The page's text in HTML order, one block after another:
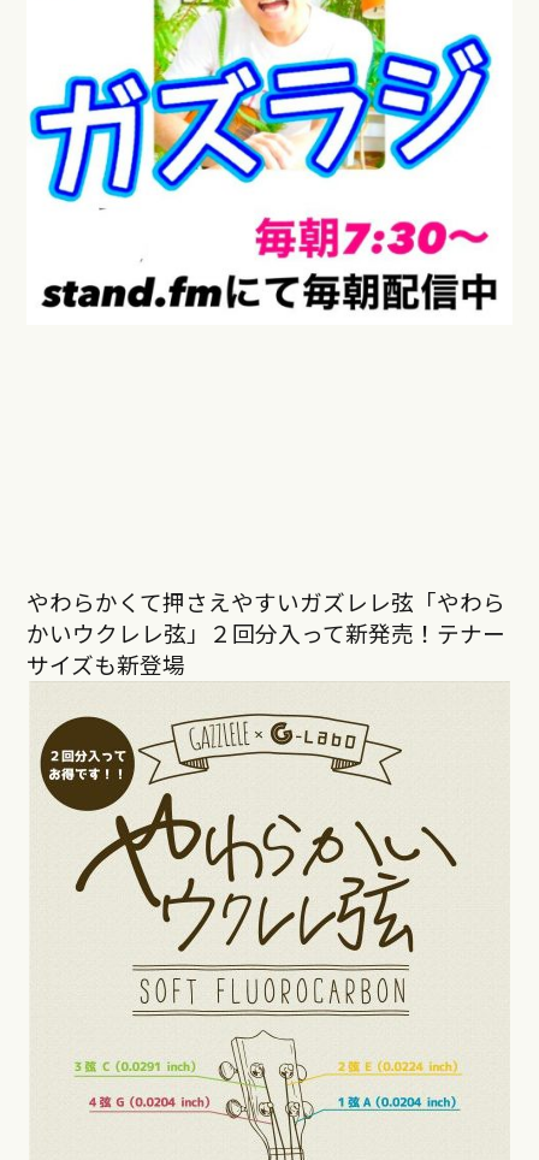
やわらかくて押さえやすいガズレレ弦「やわら
かいウクレレ弦」２回分入って新発売！テナー
サイズも新登場